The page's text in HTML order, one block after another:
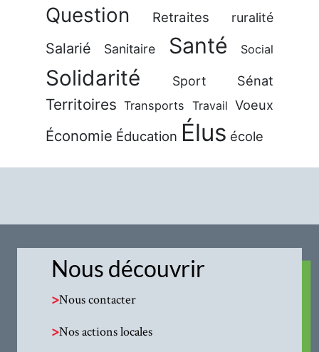
Question Retraites ruralité
Salarié Sanitaire Santé Social
Solidarité Sport Sénat
Territoires Transports Travail Voeux
Économie Éducation Élus école
Nous découvrir
>Nous contacter
>Nos actions locales